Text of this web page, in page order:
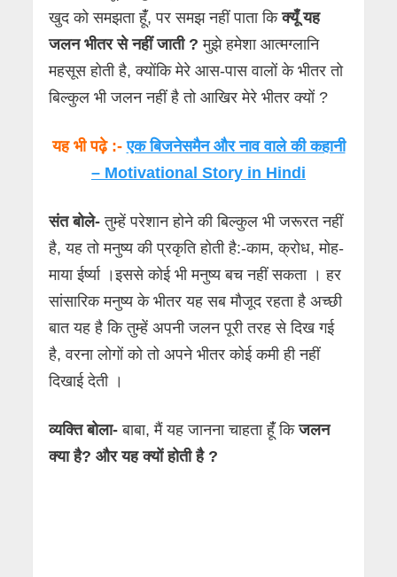
खुद को समझता हूंँ, पर समझ नहीं पाता किक्यूँ यह
जलन भीतर से नहीं जाती ? मुझे हमेशा आत्मग्लानि
महसूस होती है, क्योंकि मेरे आस-पास वालों के भीतर तो
बिल्कुल भी जलन नहीं है तो आखिर मेरे भीतर क्यों ?
यह भी पढ़े :-एक बिजनेसमैन और नाव वाले की कहानी
– Motivational Story in Hindi
संत बोले- तुम्हें परेशान होने की बिल्कुल भी जरूरत नहीं
है, यह तो मनुष्य की प्रकृति होती है:-काम, क्रोध, मोह-
माया ईर्ष्या ।इससे कोई भी मनुष्य बच नहीं सकता । हर
सांसारिक मनुष्य के भीतर यह सब मौजूद रहता है अच्छी
बात यह है कि तुम्हें अपनी जलन पूरी तरह से दिख गई
है, वरना लोगों को तो अपने भीतर कोई कमी ही नहीं
दिखाई देती ।
व्यक्ति बोला- बाबा, मैं यह जानना चाहता हूंँ किजलन
क्या है? और यह क्यों होती है ?